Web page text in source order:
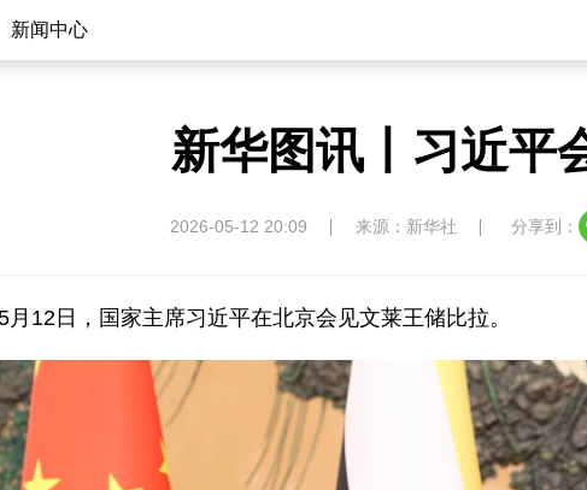
新闻中心
新华图讯丨习近平
2026-05-12 20:09 来源：新华社 分享到：
月12日，国家主席习近平在北京会见文莱王储比拉。